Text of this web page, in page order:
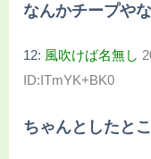
なんかチープやな
12: 風吹けば名無し
ID:ITmYK+BK0
ちゃんとしたと